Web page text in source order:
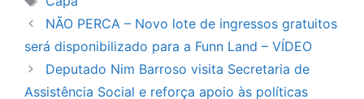
NÃO PERCA – Novo lote de ingressos gratuitos
será disponibilizado para a Funn Land – VÍDEO
Deputado Nim Barroso visita Secretaria de
Assistência Social e reforça apoio às políticas